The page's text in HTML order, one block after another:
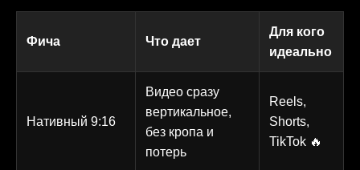
Фича Что дает
Для кого
идеально
Нативный 9:16
Видео сразу
вертикальное,
без кропа и
потерь
Reels,
Shorts,
TikTok 🔥